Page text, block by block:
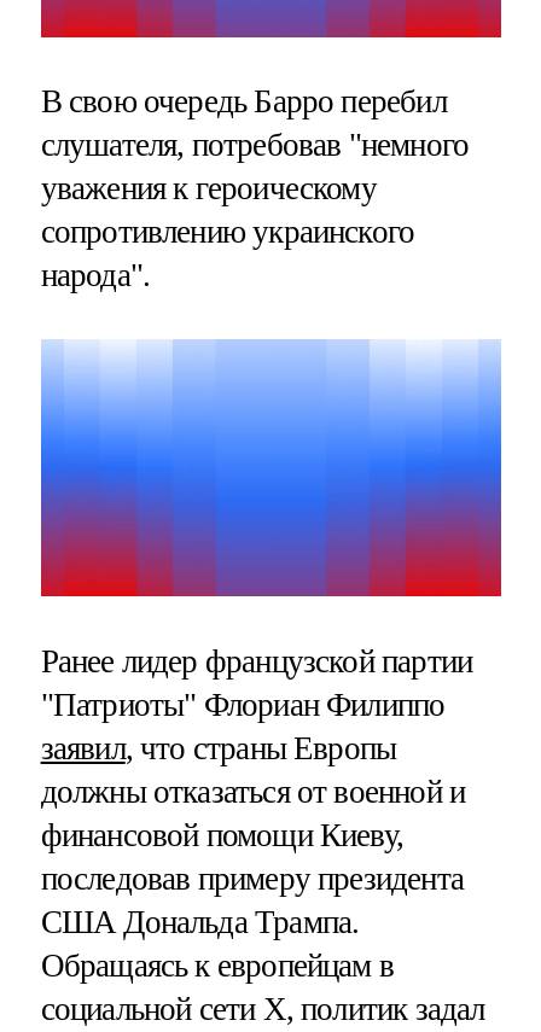
В свою очередь Барро перебил
слушателя, потребовав "немного
уважения к героическому
сопротивлению украинского
народа".
Ранее лидер французской партии
"Патриоты" Флориан Филиппо
заявил, что страны Европы
должны отказаться от военной и
финансовой помощи Киеву,
последовав примеру президента
США Дональда Трампа.
Обращаясь к европейцам в
социальной сети Х, политик задал